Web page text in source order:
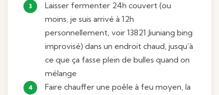
Laisser fermenter 24h couvert (ou
moins, je suis arrivé à 12h
personnellement, voir 13821 Jiuniang bing
improvisé) dans un endroit chaud, jusqu’à
ce que ça fasse plein de bulles quand on
mélange
Faire chauffer une poêle à feu moyen, la